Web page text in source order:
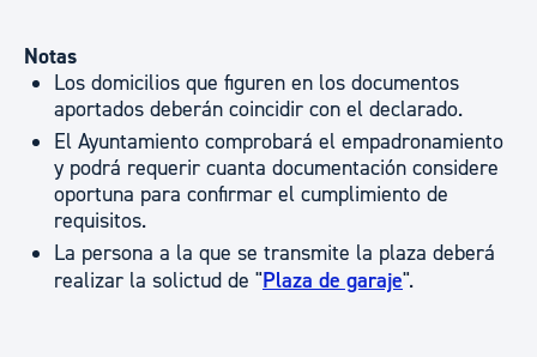
Notas
Los domicilios que figuren en los documentos
aportados deberán coincidir con el declarado.
El Ayuntamiento comprobará el empadronamiento
y podrá requerir cuanta documentación considere
oportuna para confirmar el cumplimiento de
requisitos.
La persona a la que se transmite la plaza deberá
realizar la solictud de "Plaza de garaje".